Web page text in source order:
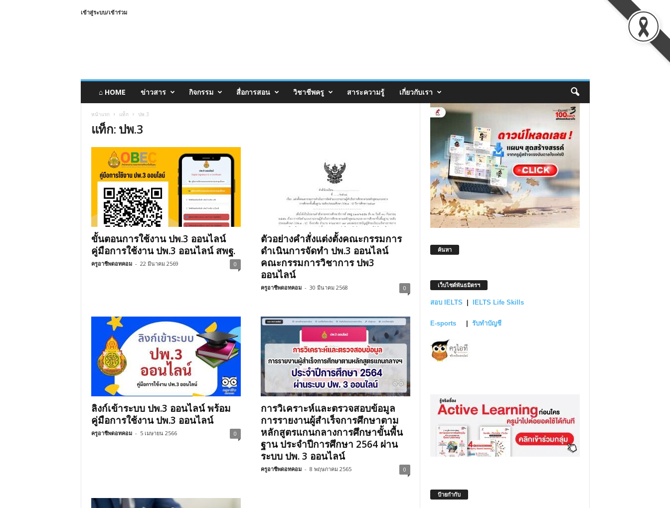
เข้าสู่ระบบ/เข้าร่วม
⌂ HOME ข่าวสาร กิจกรรม สื่อการสอน วิชาชีพครู สาระความรู้ เกี่ยวกับเรา
หน้าแรก แท็ก ปพ.3
แท็ก: ปพ.3
ขั้นตอนการใช้งาน ปพ.3 ออนไลน์
คู่มือการใช้งาน ปพ.3 ออนไลน์ สพฐ.
ครูอาชีพดอทคอม - 22 มีนาคม 2569 0
ตัวอย่างคำสั่งแต่งตั้งคณะกรรมการ
ดำเนินการจัดทำ ปพ.3 ออนไลน์
คณะกรรมการวิชาการ ปพ3
ออนไลน์
ครูอาชีพดอทคอม - 30 มีนาคม 2568 0
ลิงก์เข้าระบบ ปพ.3 ออนไลน์ พร้อม
คู่มือการใช้งาน ปพ.3 ออนไลน์
ครูอาชีพดอทคอม - 5 เมษายน 2566 0
การวิเคราะห์และตรวจสอบข้อมูล
การรายงานผู้สำเร็จการศึกษาตาม
หลักสูตรแกนกลางการศึกษาขั้นพื้น
ฐาน ประจำปีการศึกษา 2564 ผ่าน
ระบบ ปพ. 3 ออนไลน์
ครูอาชีพดอทคอม - 8 พฤษภาคม 2565 0
ค้นหา
เว็บไซต์พันธมิตรฯ
สอบ IELTS IELTS Life Skills
E-sports รับทำบัญชี
ป้ายกำกับ